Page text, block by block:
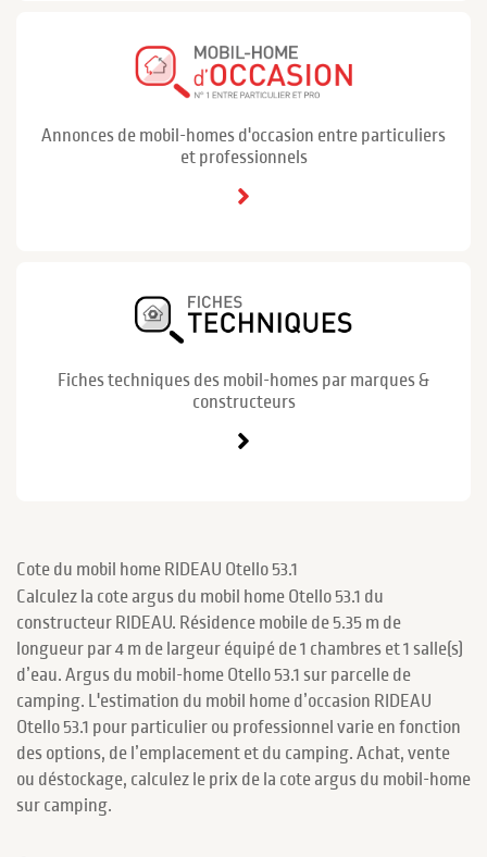
Annonces de mobil-homes d'occasion entre particuliers
et professionnels
Fiches techniques des mobil-homes par marques &
constructeurs
Cote du mobil home RIDEAU Otello 53.1
Calculez la cote argus du mobil home Otello 53.1 du
constructeur RIDEAU. Résidence mobile de 5.35 m de
longueur par 4 m de largeur équipé de 1 chambres et 1 salle(s)
d’eau. Argus du mobil-home Otello 53.1 sur parcelle de
camping. L'estimation du mobil home d’occasion RIDEAU
Otello 53.1 pour particulier ou professionnel varie en fonction
des options, de l’emplacement et du camping. Achat, vente
ou déstockage, calculez le prix de la cote argus du mobil-home
sur camping.